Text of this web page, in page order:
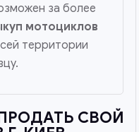
за более
мотоциклов
территории
СВОЙ